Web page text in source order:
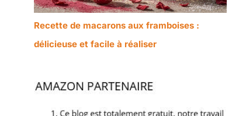
Recette de macarons aux framboises :
délicieuse et facile à réaliser